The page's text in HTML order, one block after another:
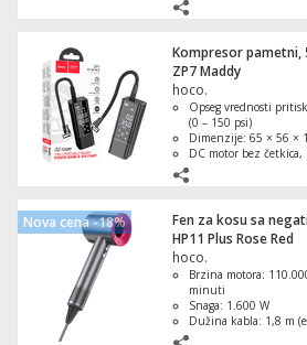
ušima
Kompresor pametni,
ZP7 Maddy
hoco.
Opseg vrednosti
(0 – 150 psi)
Dimenzije: 65 × 56 ×
DC motor bez četkica,
Ugrađena baterijska
funkcijom
Nova cena -18%
Fen za kosu sa
HP11 Plus Rose Red
hoco.
Brzina motora:
minuti
Snaga: 1.600 W
Dužina kabla: 1,8 m